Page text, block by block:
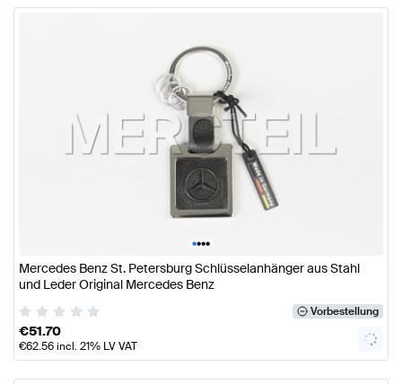
••••
Mercedes Benz St. Petersburg Schlüsselanhänger aus Stahl
und Leder Original Mercedes Benz
Vorbestellung
€51.70
€62.56incl. 21% LV VAT